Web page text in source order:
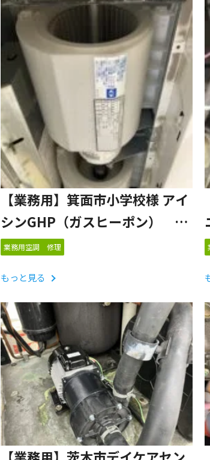
【業務用】箕面市小学校様 アイ
シンGHP（ガスヒーポン）
室内機ファンカバー補修
業務用空調 修理
もっと見る